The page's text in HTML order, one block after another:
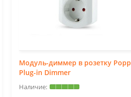
Модуль-диммер в розетку Popp
Plug-in Dimmer